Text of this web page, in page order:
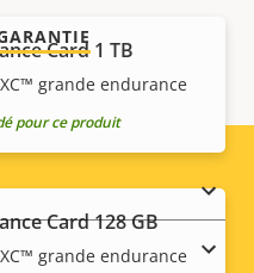
Card 1 TB
grande endurance
pour ce produit
Card 128 GB
grande endurance